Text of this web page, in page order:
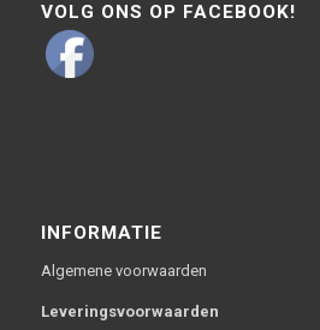
VOLG ONS OP FACEBOOK!
INFORMATIE
Algemene voorwaarden
Leveringsvoorwaarden